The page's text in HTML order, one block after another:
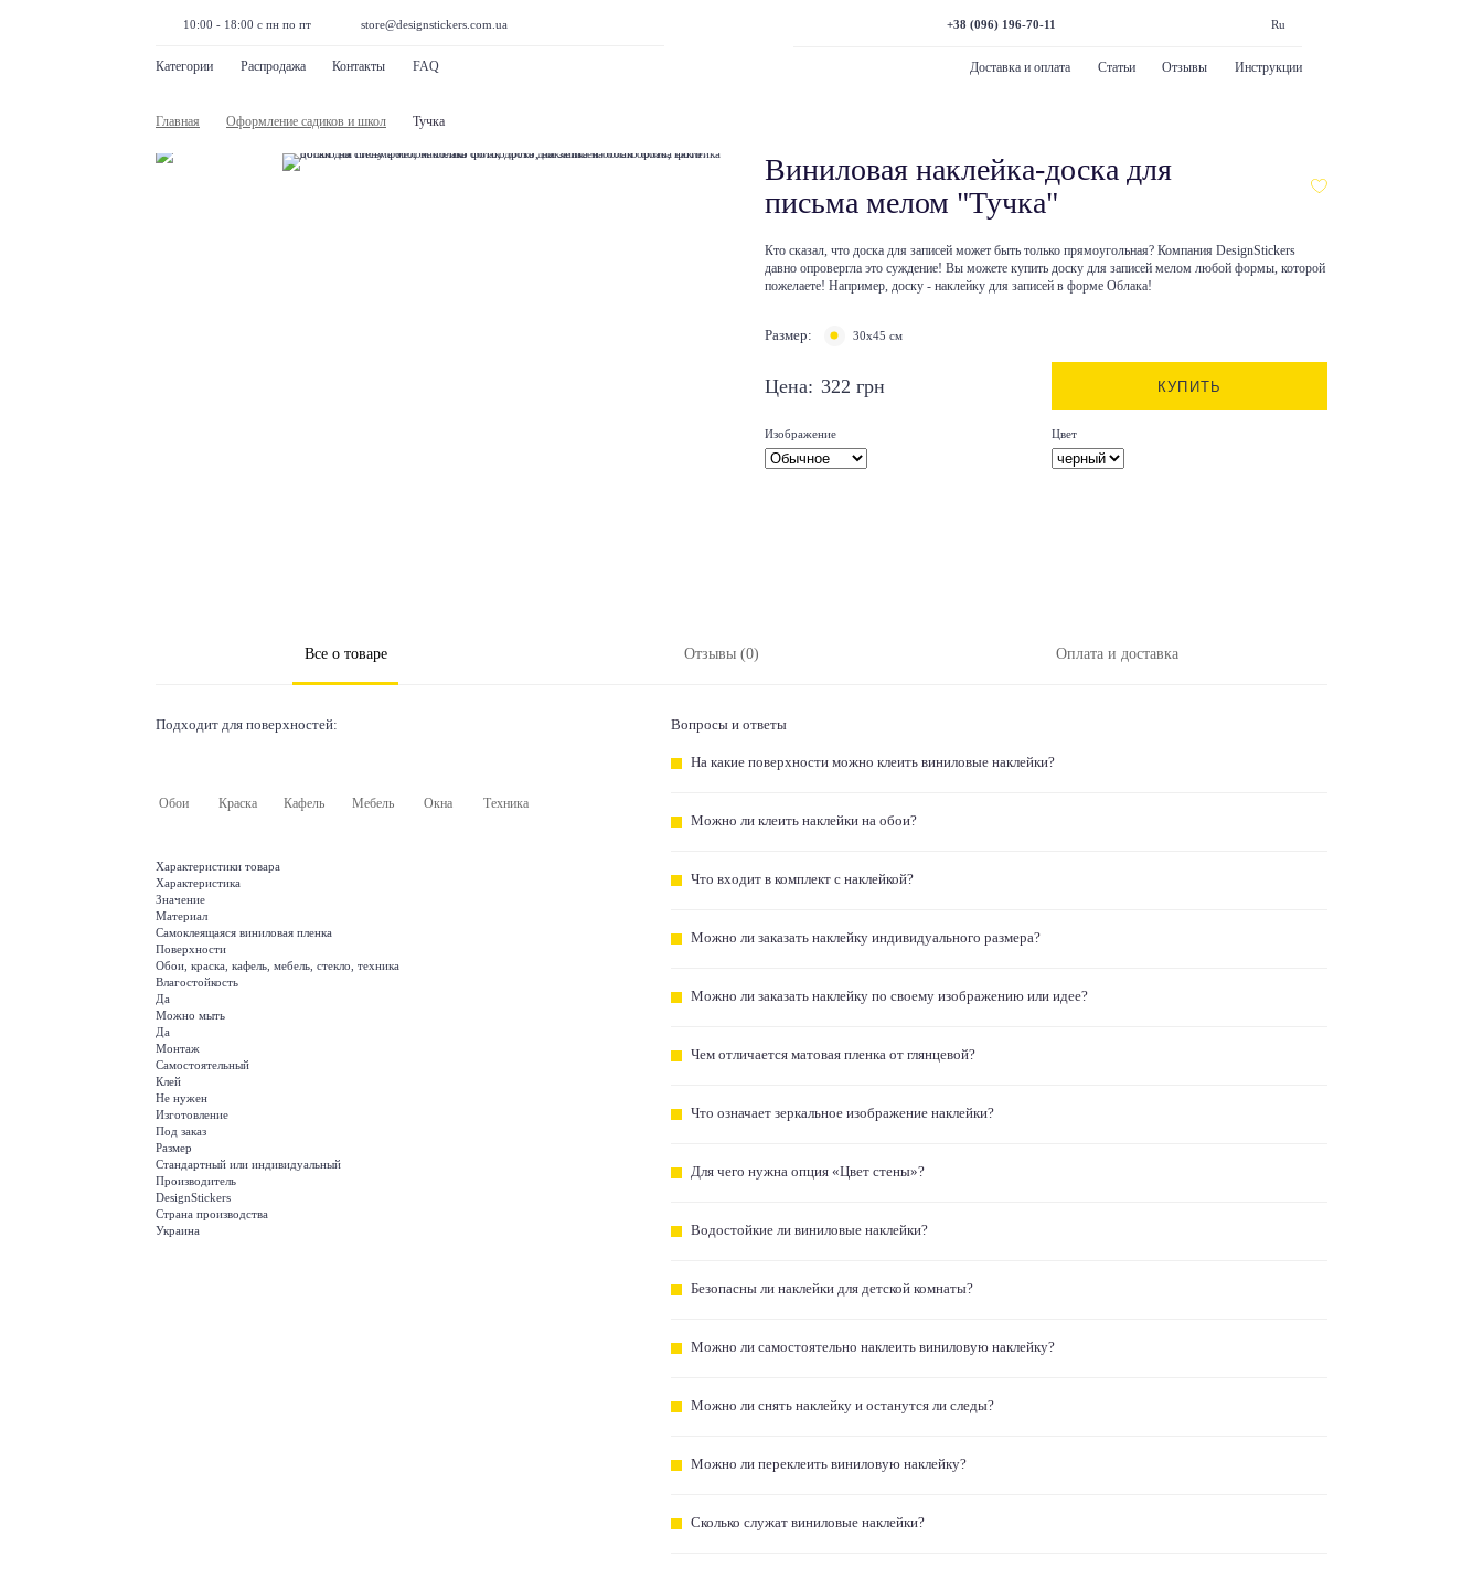
10:00 - 18:00 с пн по пт store@designstickers.com.ua
Категории Распродажа Контакты FAQ
+38 (096) 196-70-11 Ru
Доставка и оплата Статьи Отзывы Инструкции
Главная Оформление садиков и школ Тучка
Виниловая наклейка-доска для
письма мелом "Тучка"
Кто сказал, что доска для записей может быть только прямоугольная? Компания DesignStickers
давно опровергла это суждение! Вы можете купить доску для записей мелом любой формы, которой
пожелаете! Например, доску - наклейку для записей в форме Облака!
Размер: 30х45 см
Цена: 322 грн КУПИТЬ
Изображение Цвет
Все о товаре Отзывы (0) Оплата и доставка
Подходит для поверхностей:
Обои Краска Кафель Мебель Окна Техника
Характеристики товара
Характеристика
Значение
Материал
Самоклеящаяся виниловая пленка
Поверхности
Обои, краска, кафель, мебель, стекло, техника
Влагостойкость
Да
Можно мыть
Да
Монтаж
Самостоятельный
Клей
Не нужен
Изготовление
Под заказ
Размер
Стандартный или индивидуальный
Производитель
DesignStickers
Страна производства
Украина
Вопросы и ответы
На какие поверхности можно клеить виниловые наклейки?
Можно ли клеить наклейки на обои?
Что входит в комплект с наклейкой?
Можно ли заказать наклейку индивидуального размера?
Можно ли заказать наклейку по своему изображению или идее?
Чем отличается матовая пленка от глянцевой?
Что означает зеркальное изображение наклейки?
Для чего нужна опция «Цвет стены»?
Водостойкие ли виниловые наклейки?
Безопасны ли наклейки для детской комнаты?
Можно ли самостоятельно наклеить виниловую наклейку?
Можно ли снять наклейку и останутся ли следы?
Можно ли переклеить виниловую наклейку?
Сколько служат виниловые наклейки?